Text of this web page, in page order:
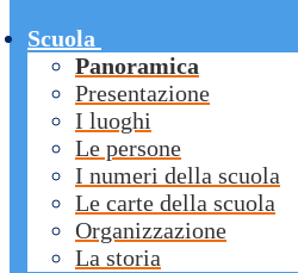
Scuola
Panoramica
Presentazione
I luoghi
Le persone
I numeri della scuola
Le carte della scuola
Organizzazione
La storia